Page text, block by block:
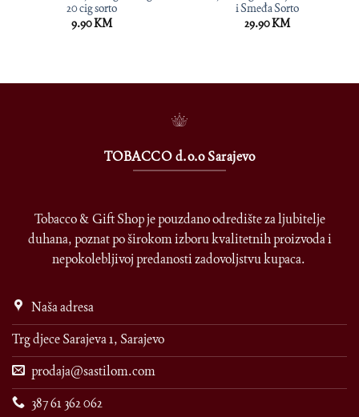
20 cig sorto
9.90KM
i Smeđa Sorto
29.90KM
TOBACCO d.o.o Sarajevo
Tobacco & Gift Shop je pouzdano odredište za ljubitelje
duhana, poznat po širokom izboru kvalitetnih proizvoda i
nepokolebljivoj predanosti zadovoljstvu kupaca.
Naša adresa
Trg djece Sarajeva 1, Sarajevo
prodaja@sastilom.com
387 61 362 062